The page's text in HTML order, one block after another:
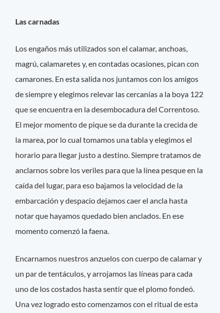
Las carnadas
Los engaños más utilizados son el calamar, anchoas,
magrú, calamaretes y, en contadas ocasiones, pican con
camarones. En esta salida nos juntamos con los amigos
de siempre y elegimos relevar las cercanías a la boya 122
que se encuentra en la desembocadura del Correntoso.
El mejor momento de pique se da durante la crecida de
la marea, por lo cual tomamos una tabla y elegimos el
horario para llegar justo a destino. Siempre tratamos de
anclarnos sobre los veriles para que la línea pesque en la
caída del lugar, para eso bajamos la velocidad de la
embarcación y despacio dejamos caer el ancla hasta
notar que hayamos quedado bien anclados. En ese
momento comenzó la faena.
Encarnamos nuestros anzuelos con cuerpo de calamar y
un par de tentáculos, y arrojamos las líneas para cada
uno de los costados hasta sentir que el plomo fondeó.
Una vez logrado esto comenzamos con el ritual de esta